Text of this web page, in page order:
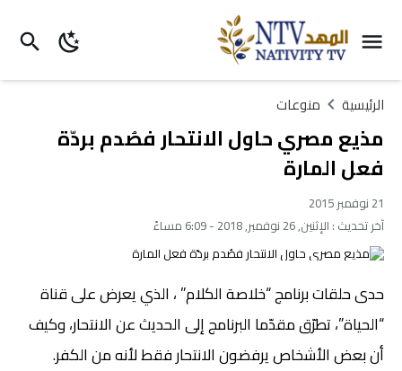
الرئيسية منوعات
مذيع مصري حاول الانتحار فصُدم بردّة
فعل المارة
21 نوفمبر 2015
آخر تحديث : الإثنين, 26 نوفمبر, 2018 - 6:09 مساءً
حدى حلقات برنامج “خلاصة الكلام” ، الذي يعرض على قناة
“الحياة”، تطرّق مقدّما البرنامج إلى الحديث عن الانتحار، وكيف
أن بعض الأشخاص يرفضون الانتحار فقط لأنه من الكفر.